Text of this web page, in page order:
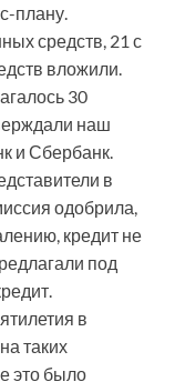
плану.
средств, 21 с
вложили.
30
наш
и Сбербанк.
в
одобрила,
кредит не
под
в
таких
это было